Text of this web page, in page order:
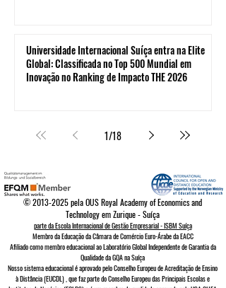
Universidade Internacional Suíça entra na Elite
Global: Classificada no Top 500 Mundial em
Inovação no Ranking de Impacto THE 2026
1/18
©2013-2025pela OUS Royal Academy of Economics and
Technology em Zurique - Suíça
parte da Escola Internacional de Gestão Empresarial - ISBM Suíça
Membro da Educação da Câmara de Comércio Euro-Árabe da EACC
Afiliado como membro educacional ao Laboratório Global Independente de Garantia da
Qualidade da GQAna Suíça
Nosso sistema educacional é aprovado peloConselho Europeu deAcreditação de Ensino
à Distância (EUCDL), que faz parte doConselho Europeu das Principais Escolas e